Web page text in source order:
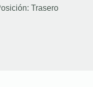
Trasero